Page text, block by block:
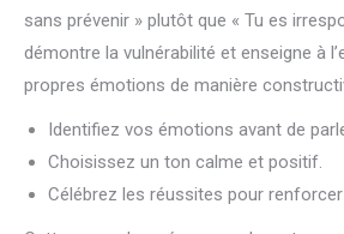
sans prévenir » plutôt que « Tu es
démontre la vulnérabilité et enseigne à
propres émotions de manière
Identifiez vos émotions avant de
Choisissez un ton calme et positif.
Célébrez les réussites pour